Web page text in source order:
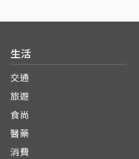
生活
交通
旅遊
食尚
醫藥
消費